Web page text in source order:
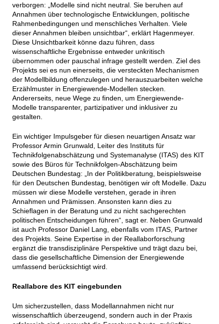
verborgen: „Modelle sind nicht neutral. Sie beruhen auf
Annahmen über technologische Entwicklungen, politische
Rahmenbedingungen und menschliches Verhalten. Viele
dieser Annahmen bleiben unsichtbar“, erklärt Hagenmeyer.
Diese Unsichtbarkeit könne dazu führen, dass
wissenschaftliche Ergebnisse entweder unkritisch
übernommen oder pauschal infrage gestellt werden. Ziel des
Projekts sei es nun einerseits, die versteckten Mechanismen
der Modellbildung offenzulegen und herauszuarbeiten welche
Erzählmuster in Energiewende-Modellen stecken.
Andererseits, neue Wege zu finden, um Energiewende-
Modelle transparenter, partizipativer und inklusiver zu
gestalten.
Ein wichtiger Impulsgeber für diesen neuartigen Ansatz war
Professor Armin Grunwald, Leiter des Instituts für
Technikfolgenabschätzung und Systemanalyse (ITAS) des KIT
sowie des Büros für Technikfolgen-Abschätzung beim
Deutschen Bundestag: „In der Politikberatung, beispielsweise
für den Deutschen Bundestag, benötigen wir oft Modelle. Dazu
müssen wir diese Modelle verstehen, gerade in ihren
Annahmen und Prämissen. Ansonsten kann dies zu
Schieflagen in der Beratung und zu nicht sachgerechten
politischen Entscheidungen führen“, sagt er. Neben Grunwald
ist auch Professor Daniel Lang, ebenfalls vom ITAS, Partner
des Projekts. Seine Expertise in der Reallaborforschung
ergänzt die transdisziplinäre Perspektive und trägt dazu bei,
dass die gesellschaftliche Dimension der Energiewende
umfassend berücksichtigt wird.
Reallabore des KIT eingebunden
Um sicherzustellen, dass Modellannahmen nicht nur
wissenschaftlich überzeugend, sondern auch in der Praxis